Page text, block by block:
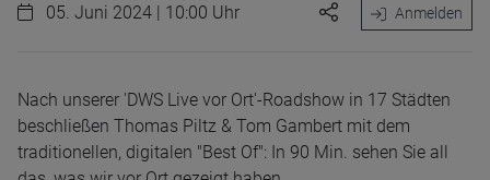
05. Juni 2024 | 10:00 Uhr Anmelden
Nach unserer 'DWS Live vor Ort'-Roadshow in 17 Städten
beschließen Thomas Piltz & Tom Gambert mit dem
traditionellen, digitalen "Best Of": In 90 Min. sehen Sie all